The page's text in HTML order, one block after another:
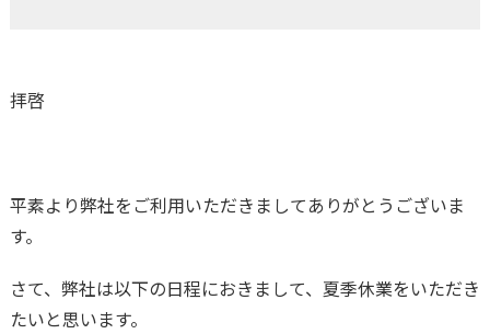
拝啓
平素より弊社をご利用いただきましてありがとうございま
す。
さて、弊社は以下の日程におきまして、夏季休業をいただき
たいと思います。